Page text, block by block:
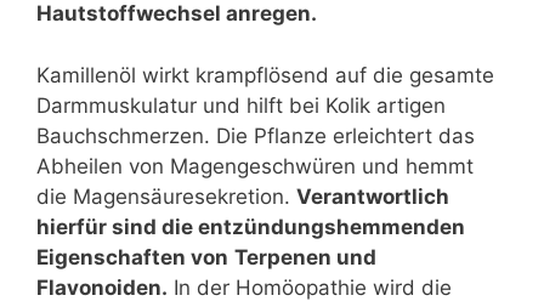
Hautstoffwechsel anregen.
Kamillenöl wirkt krampflösend auf die gesamte
Darmmuskulatur und hilft bei Kolik artigen
Bauchschmerzen. Die Pflanze erleichtert das
Abheilen von Magengeschwüren und hemmt
die Magensäuresekretion. Verantwortlich
hierfür sind die entzündungshemmenden
Eigenschaften von Terpenen und
Flavonoiden. In der Homöopathie wird die